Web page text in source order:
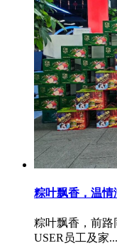
粽叶飘香，温情
粽叶飘香，前路
USER员工及家...